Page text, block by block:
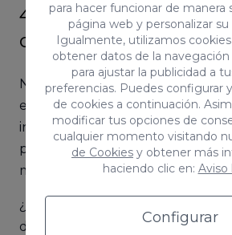
para hacer funcionar de manera
página web y personalizar
Igualmente, utilizamos
obtener datos de la navegación
para ajustar la publicidad a
preferencias. Puedes configurar
de cookies a continuación.
modificar tus opciones de
cualquier momento visitando
de Cookies y obtener más
haciendo clic en: Aviso
Configurar
4. Elegir las redes
correctas
No es necesario que las
en todas las redes sociales.
interesante centrar los esfuerzos
perfiles como máximo, siempre
más adecuados para la marca.
¿Cómo podemos saberlo? Muy
dónde está el
buyer persona . No